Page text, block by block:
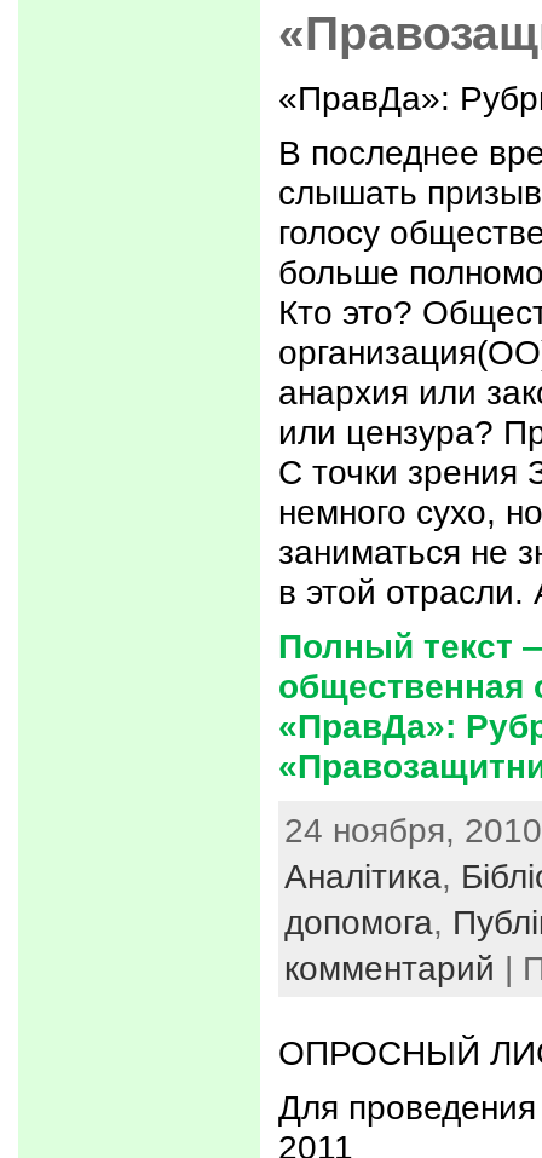
«ПравДа»:
В последнее
слышать
голосу
больше
Кто это?
анархия или
или цензура?
С точки зрения
немного сухо,
заниматься не
в этой отрасли.
Полный текст
общественная
«ПравДа»:
24 ноября,
Аналітика,
допомога,
комментарий |
ОПРОСНЫЙ
Для
2011